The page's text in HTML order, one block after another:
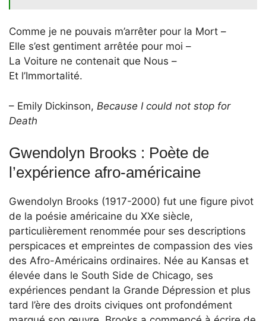
Comme je ne pouvais m’arrêter pour la Mort –
Elle s’est gentiment arrêtée pour moi –
La Voiture ne contenait que Nous –
Et l’Immortalité.
– Emily Dickinson, Because I could not stop for
Death
Gwendolyn Brooks : Poète de
l’expérience afro-américaine
Gwendolyn Brooks (1917-2000) fut une figure pivot
de la poésie américaine du XXe siècle,
particulièrement renommée pour ses descriptions
perspicaces et empreintes de compassion des vies
des Afro-Américains ordinaires. Née au Kansas et
élevée dans le South Side de Chicago, ses
expériences pendant la Grande Dépression et plus
tard l’ère des droits civiques ont profondément